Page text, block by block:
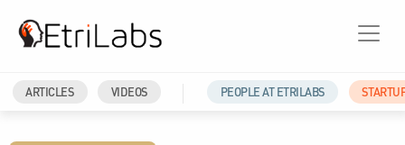
ARTICLES VIDEOS PEOPLE AT ETRILABS